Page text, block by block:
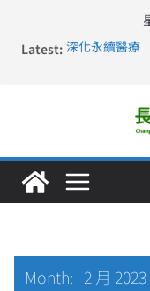
Latest: 深化永續醫療
長庚科大訪凱
仁德醫專與
長庚科大連四
Month: 2 月 2023